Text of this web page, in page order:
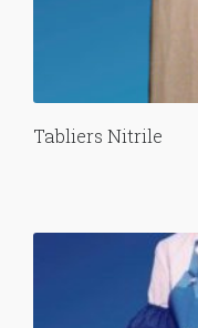
Tabliers Nitrile